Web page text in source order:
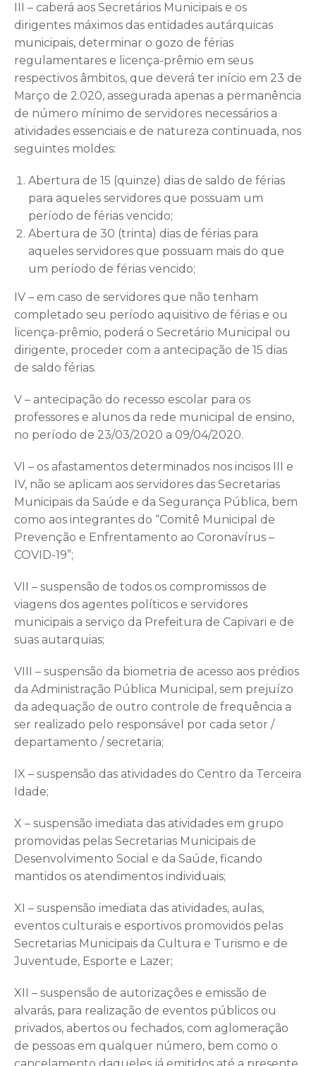
III – caberá aos Secretários Municipais e os
dirigentes máximos das entidades autárquicas
municipais, determinar o gozo de férias
regulamentares e licença-prêmio em seus
respectivos âmbitos, que deverá ter início em 23 de
Março de 2.020, assegurada apenas a permanência
de número mínimo de servidores necessários a
atividades essenciais e de natureza continuada, nos
seguintes moldes:
Abertura de 15 (quinze) dias de saldo de férias
para aqueles servidores que possuam um
período de férias vencido;
Abertura de 30 (trinta) dias de férias para
aqueles servidores que possuam mais do que
um período de férias vencido;
IV – em caso de servidores que não tenham
completado seu período aquisitivo de férias e ou
licença-prêmio, poderá o Secretário Municipal ou
dirigente, proceder com a antecipação de 15 dias
de saldo férias.
V – antecipação do recesso escolar para os
professores e alunos da rede municipal de ensino,
no período de 23/03/2020 a 09/04/2020.
VI – os afastamentos determinados nos incisos III e
IV, não se aplicam aos servidores das Secretarias
Municipais da Saúde e da Segurança Pública, bem
como aos integrantes do “Comitê Municipal de
Prevenção e Enfrentamento ao Coronavírus –
COVID-19”;
VII – suspensão de todos os compromissos de
viagens dos agentes políticos e servidores
municipais a serviço da Prefeitura de Capivari e de
suas autarquias;
VIII – suspensão da biometria de acesso aos prédios
da Administração Pública Municipal, sem prejuízo
da adequação de outro controle de frequência a
ser realizado pelo responsável por cada setor /
departamento / secretaria;
IX – suspensão das atividades do Centro da Terceira
Idade;
X – suspensão imediata das atividades em grupo
promovidas pelas Secretarias Municipais de
Desenvolvimento Social e da Saúde, ficando
mantidos os atendimentos individuais;
XI – suspensão imediata das atividades, aulas,
eventos culturais e esportivos promovidos pelas
Secretarias Municipais da Cultura e Turismo e de
Juventude, Esporte e Lazer;
XII – suspensão de autorizações e emissão de
alvarás, para realização de eventos públicos ou
privados, abertos ou fechados, com aglomeração
de pessoas em qualquer número, bem como o
cancelamento daqueles já emitidos até a presente